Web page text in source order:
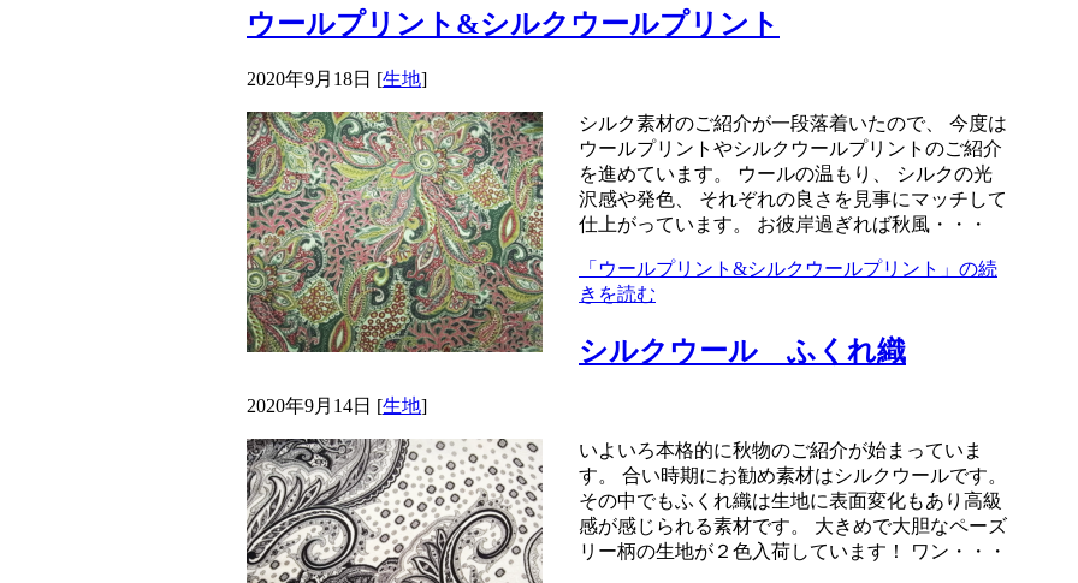
ウールプリント&シルクウールプリント
2020年9月18日 [生地]
シルク素材のご紹介が一段落着いたので、 今度は
ウールプリントやシルクウールプリントのご紹介
を進めています。 ウールの温もり、 シルクの光
沢感や発色、 それぞれの良さを見事にマッチして
仕上がっています。 お彼岸過ぎれば秋風・・・
「ウールプリント&シルクウールプリント」の続
きを読む
シルクウール ふくれ織
2020年9月14日 [生地]
いよいろ本格的に秋物のご紹介が始まっていま
す。 合い時期にお勧め素材はシルクウールです。
その中でもふくれ織は生地に表面変化もあり高級
感が感じられる素材です。 大きめで大胆なペーズ
リー柄の生地が２色入荷しています！ ワン・・・